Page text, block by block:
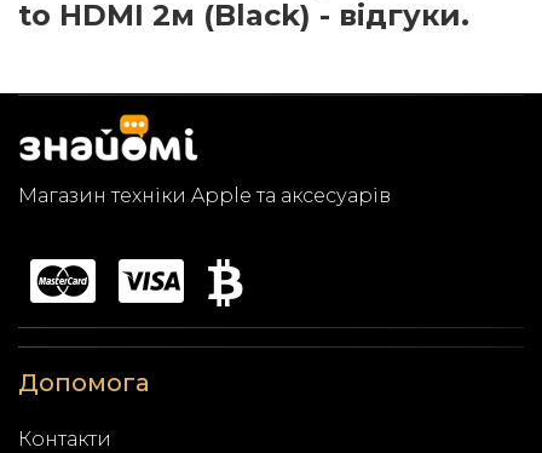
to HDMI 2м (Black) - відгуки.
Магазин техніки Apple та аксесуарів
Допомога
Контакти